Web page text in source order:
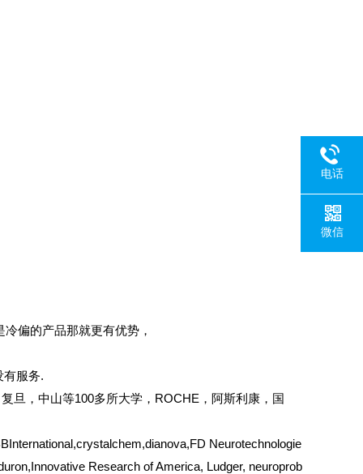
偏的产品那就更有优势，
有服务.
复旦，中山等100多所大学，ROCHE，阿斯利康，国
Neurotechnologie
Research of America, Ludger, neuroprob
电话
微信